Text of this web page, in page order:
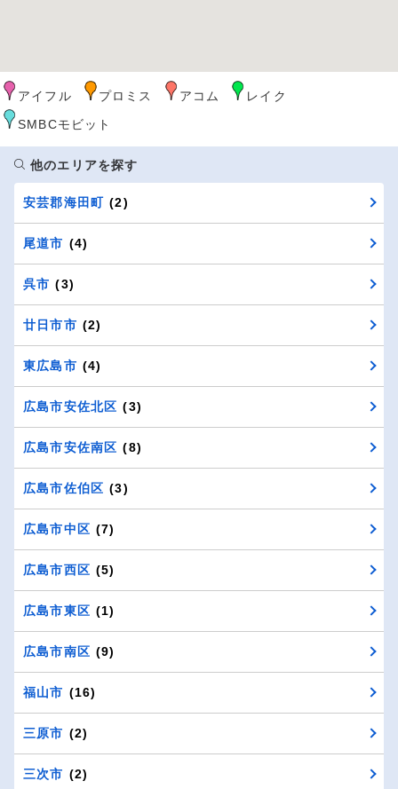
アイフル プロミス アコム
レイク
SMBCモビット
他のエリアを探す
安芸郡海田町 (2)
尾道市 (4)
呉市 (3)
廿日市市 (2)
東広島市 (4)
広島市安佐北区 (3)
広島市安佐南区 (8)
広島市佐伯区 (3)
広島市中区 (7)
広島市西区 (5)
広島市東区 (1)
広島市南区 (9)
福山市 (16)
三原市 (2)
三次市 (2)